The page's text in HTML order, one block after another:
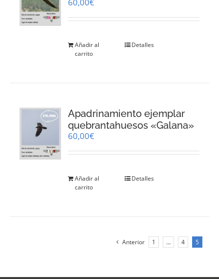
Añadir al
carrito
Detalles
Apadrinamiento ejemplar
quebrantahuesos «Galana»
60,00€
Añadir al
carrito
Detalles
Anterior 1 … 4 5